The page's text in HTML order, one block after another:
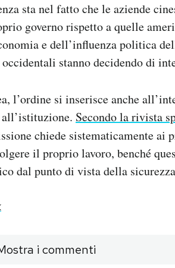
sta nel fatto che le aziende
governo rispetto a quelle
e dell’influenza politica
stanno decidendo di
l’ordine si inserisce anche
Secondo la rivista
chiede sistematicamente ai
il proprio lavoro, benché
dal punto di vista della
i commenti